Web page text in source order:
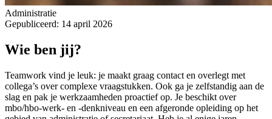
Administratie
Gepubliceerd: 14 april 2026
Wie ben jij?
Teamwork vind je leuk: je maakt graag contact en overlegt met
collega’s over complexe vraagstukken. Ook ga je zelfstandig aan de
slag en pak je werkzaamheden proactief op. Je beschikt over
mbo/hbo-werk- en -denkniveau en een afgeronde opleiding op het